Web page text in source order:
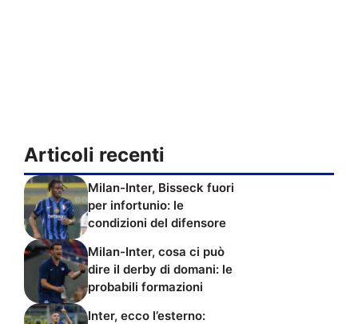
Articoli recenti
Milan-Inter, Bisseck fuori
per infortunio: le
condizioni del difensore
Milan-Inter, cosa ci può
dire il derby di domani: le
probabili formazioni
Inter, ecco l’esterno: